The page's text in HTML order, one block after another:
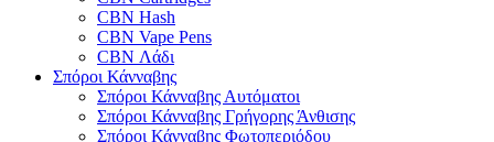
CBN Hash
CBN Vape Pens
CBN Λάδι
Σπόροι Κάνναβης
Σπόροι Κάνναβης Αυτόματοι
Σπόροι Κάνναβης Γρήγορης Άνθισης
Σπόροι Κάνναβης Φωτοπεριόδου